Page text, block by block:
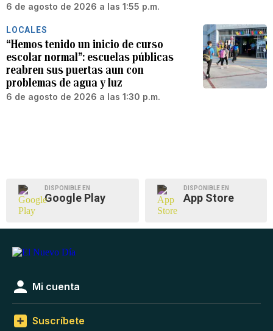
6 de agosto de 2026 a las 1:55 p.m.
LOCALES
“Hemos tenido un inicio de curso
escolar normal”: escuelas públicas
reabren sus puertas aun con
problemas de agua y luz
6 de agosto de 2026 a las 1:30 p.m.
DISPONIBLE EN
Google Play
DISPONIBLE EN
App Store
Mi cuenta
Suscríbete